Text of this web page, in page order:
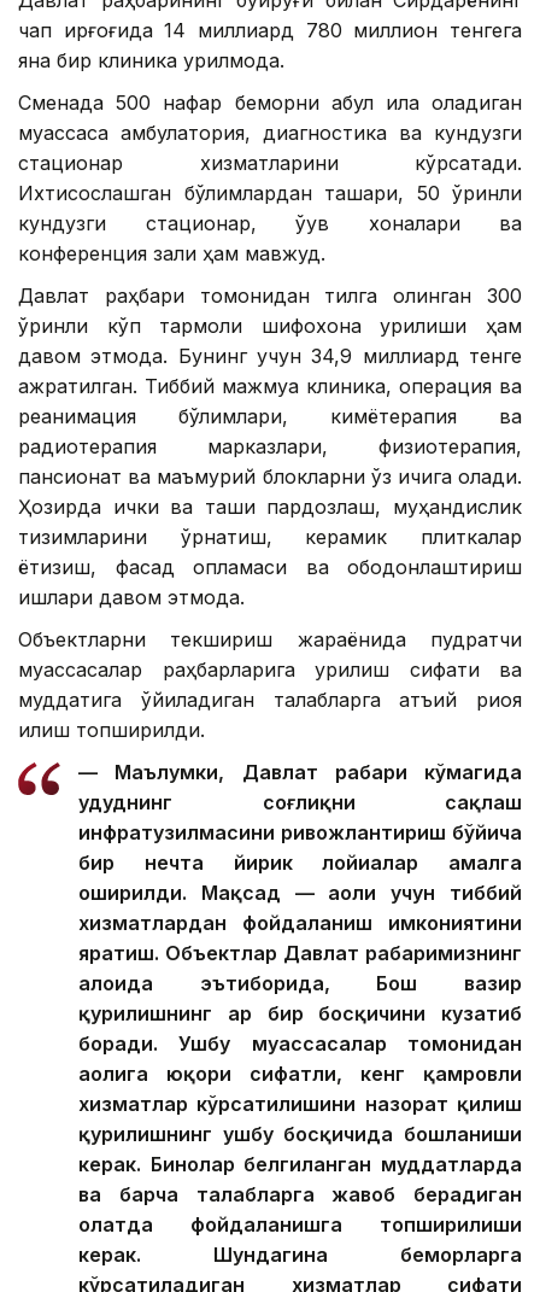
чап қирғоғида 14 миллиард 780 миллион тенгега
яна бир клиника қурилмоқда.
Сменада 500 нафар беморни қабул қила оладиган
муассаса амбулатория, диагностика ва кундузги
стационар хизматларини кўрсатади.
Ихтисослашган бўлимлардан ташқари, 50 ўринли
кундузги стационар, ўқув хоналари ва
конференция зали ҳам мавжуд.
Давлат раҳбари томонидан тилга олинган 300
ўринли кўп тармоқли шифохона қурилиши ҳам
давом этмоқда. Бунинг учун 34,9 миллиард тенге
ажратилган. Тиббий мажмуа клиника, операция ва
реанимация бўлимлари, кимётерапия ва
радиотерапия марказлари, физиотерапия,
пансионат ва маъмурий блокларни ўз ичига олади.
Ҳозирда ички ва ташқи пардозлаш, муҳандислик
тизимларини ўрнатиш, керамик плиткалар
ётқизиш, фасад қопламаси ва ободонлаштириш
ишлари давом этмоқда.
Объектларни текшириш жараёнида пудратчи
муассасалар раҳбарларига қурилиш сифати ва
муддатига қўйиладиган талабларга қатъий риоя
қилиш топширилди.
— Маълумки, Давлат раҳбари кўмагида
ҳудуднинг соғлиқни сақлаш
инфратузилмасини ривожлантириш бўйича
бир нечта йирик лойиҳалар амалга
оширилди. Мақсад — аҳоли учун тиббий
хизматлардан фойдаланиш имкониятини
яратиш. Объектлар Давлат раҳбаримизнинг
алоҳида эътиборида, Бош вазир
қурилишнинг ҳар бир босқичини кузатиб
боради. Ушбу муассасалар томонидан
аҳолига юқори сифатли, кенг қамровли
хизматлар кўрсатилишини назорат қилиш
қурилишнинг ушбу босқичида бошланиши
керак. Бинолар белгиланган муддатларда
ва барча талабларга жавоб берадиган
ҳолатда фойдаланишга топширилиши
керак. Шундагина беморларга
кўрсатиладиган хизматлар сифати